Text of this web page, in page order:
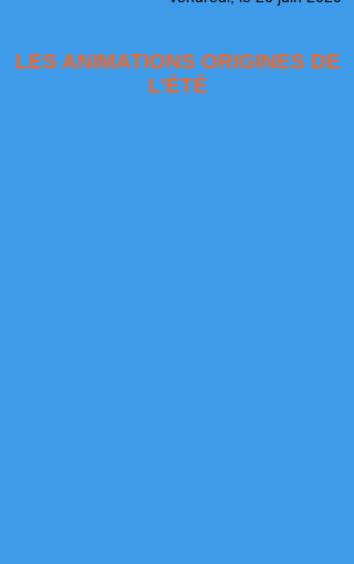
LES ANIMATIONS ORIGINES DE
L’ÉTÉ